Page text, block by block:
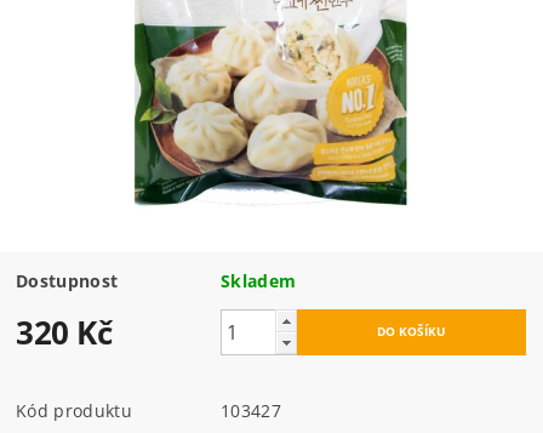
Dostupnost Skladem
320 Kč
Kód produktu
103427